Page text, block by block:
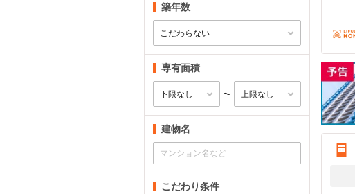
築年数
専有面積
〜
建物名
こだわり条件